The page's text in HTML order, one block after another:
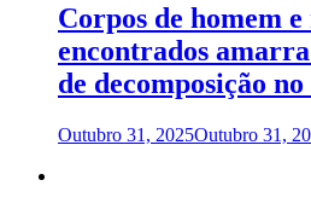
Corpos de homem
encontrados
de decomposição
Outubro 31, 2025Outubro 31,